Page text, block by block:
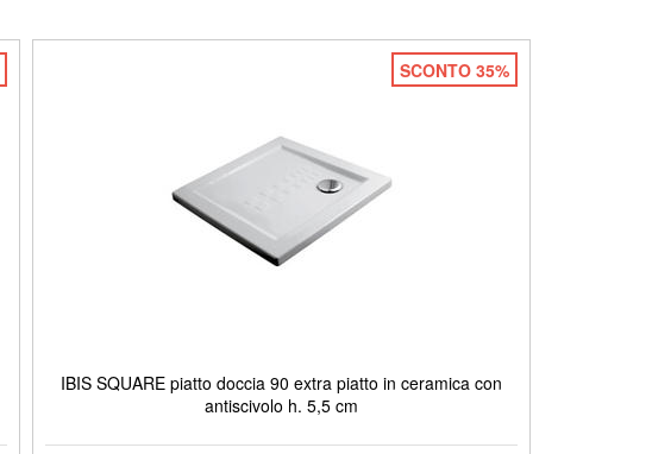
SCONTO 35%
IBIS SQUARE piatto doccia 90 extra piatto in ceramica con
antiscivolo h. 5,5 cm